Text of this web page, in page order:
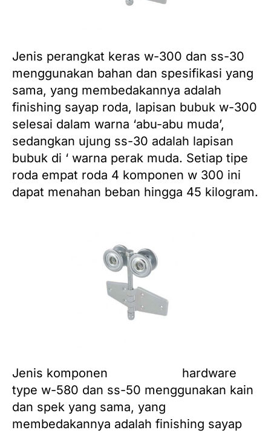
Jenis perangkat keras w-300 dan ss-30
menggunakan bahan dan spesifikasi yang
sama, yang membedakannya adalah
finishing sayap roda, lapisan bubuk w-300
selesai dalam warna ‘abu-abu muda’,
sedangkan ujung ss-30 adalah lapisan
bubuk di ‘ warna perak muda. Setiap tipe
roda empat roda 4 komponen w 300 ini
dapat menahan beban hingga 45 kilogram.
Jenis komponen
hardware
type w-580 dan ss-50 menggunakan kain
dan spek yang sama, yang
membedakannya adalah finishing sayap